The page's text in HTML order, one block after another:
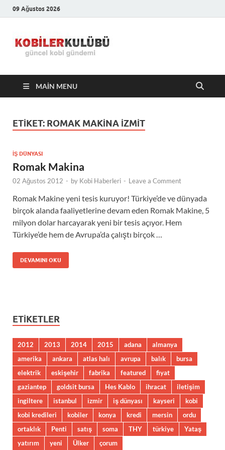
09 Ağustos 2026
Kulübü –
En Güncel
Kobi
MAIN MENU
ETIKET: ROMAK MAKINA IZMIT
İŞ DÜNYASI
Romak Makina
02 Ağustos 2012 - by Kobi Haberleri - Leave a Comment
Romak Makine yeni tesis kuruyor! Türkiye’de ve dünyada
birçok alanda faaliyetlerine devam eden Romak Makine, 5
milyon dolar harcayarak yeni bir tesis açıyor. Hem
Türkiye’de hem de Avrupa’da çalıştı birçok …
DEVAMINI OKU
ETIKETLER
2012 2013 2014 2015 adana
almanya
amerika
ankara atlas halı avrupa balık
bursa
elektrik
eskişehir fabrika featured
fiyat
gaziantep
goldsit bursa Hes Kablo ihracat
iletişim
ingiltere
istanbul izmir iş dünyası kayseri
kobi
kobi kredileri
kobiler konya kredi mersin
ordu
ortaklık
Penti satış soma THY türkiye
Yataş
yatırım
yeni Ülker çorum